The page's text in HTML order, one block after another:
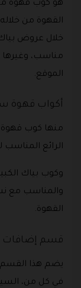
هو كوب قهوة مع
القهوة من
خلال عروض
مناسب، وغيرها
الموقع.
أكواب قهوة
منها كوب
الرائع المناسب
وكوب بياك
القهوة.
قسم إضافات
يضم هذا القسم
في كل من،